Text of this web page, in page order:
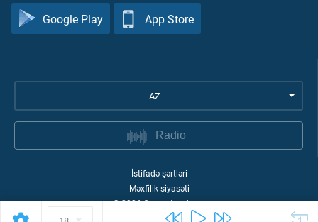
Google Play App Store
AZ
Radio
İstifadə şərtləri
Məxfilik siyasəti
©2026Quran Academy